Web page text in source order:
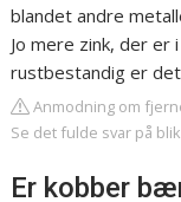
blandet andre
Jo mere zink, der
rustbestandig er
Anmodning om
Se det fulde svar på
Er kobber